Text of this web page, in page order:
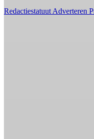
Redactiestatuut Adverteren